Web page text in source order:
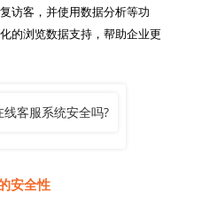
访客，并使用数据分析等功
的浏览数据支持，帮助企业更
安全性